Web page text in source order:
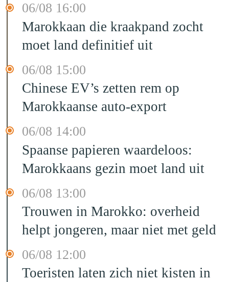
06/08 16:00
Marokkaan die kraakpand zocht
moet land definitief uit
06/08 15:00
Chinese EV’s zetten rem op
Marokkaanse auto-export
06/08 14:00
Spaanse papieren waardeloos:
Marokkaans gezin moet land uit
06/08 13:00
Trouwen in Marokko: overheid
helpt jongeren, maar niet met geld
06/08 12:00
Toeristen laten zich niet kisten in